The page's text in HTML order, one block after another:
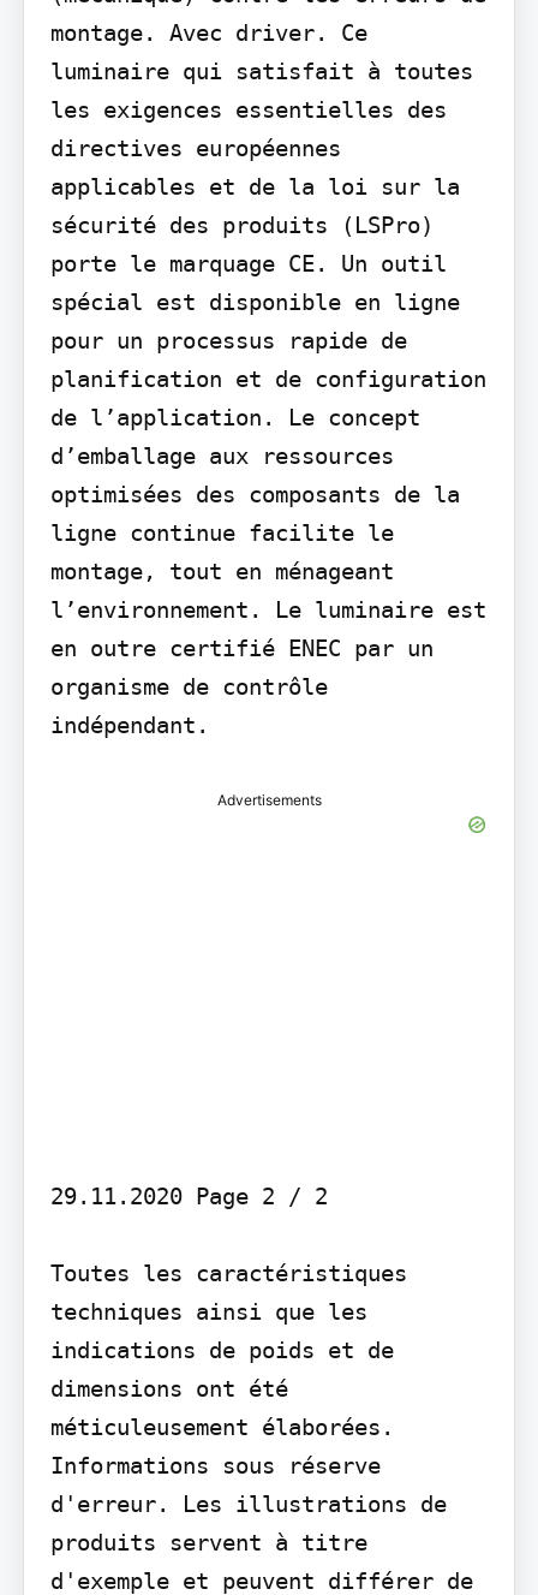
montage. Avec driver. Ce
luminaire qui satisfait à toutes
les exigences essentielles des
directives européennes
applicables et de la loi sur la
sécurité des produits (LSPro)
porte le marquage CE. Un outil
spécial est disponible en ligne
pour un processus rapide de
planification et de configuration
de l’application. Le concept
d’emballage aux ressources
optimisées des composants de la
ligne continue facilite le
montage, tout en ménageant
l’environnement. Le luminaire est
en outre certifié ENEC par un
organisme de contrôle
indépendant.
Advertisements
29.11.2020 Page 2 / 2
Toutes les caractéristiques
techniques ainsi que les
indications de poids et de
dimensions ont été
méticuleusement élaborées.
Informations sous réserve
d'erreur. Les illustrations de
produits servent à titre
d'exemple et peuvent différer de